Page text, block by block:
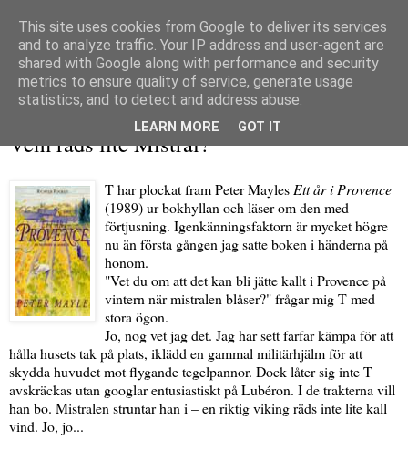
Vem räds lite Mistral?
T har plockat fram Peter Mayles Ett år i Provence
(1989) ur bokhyllan och läser om den med
förtjusning. Igenkänningsfaktorn är mycket högre
nu än första gången jag satte boken i händerna på
honom.
"Vet du om att det kan bli jätte kallt i Provence på
vintern när mistralen blåser?" frågar mig T med
stora ögon.
Jo, nog vet jag det. Jag har sett farfar kämpa för att
hålla husets tak på plats, iklädd en gammal militärhjälm för att
skydda huvudet mot flygande tegelpannor. Dock låter sig inte T
avskräckas utan googlar entusiastiskt på Lubéron. I de trakterna vill
han bo. Mistralen struntar han i – en riktig viking räds inte lite kall
vind. Jo, jo...
This site uses cookies from Google to deliver its services
and to analyze traffic. Your IP address and user-agent are
shared with Google along with performance and security
metrics to ensure quality of service, generate usage
statistics, and to detect and address abuse.
LEARN MORE GOT IT